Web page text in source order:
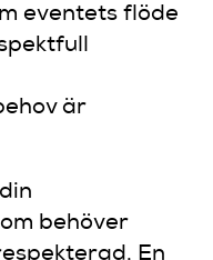
eventets flöde
är
behöver
En